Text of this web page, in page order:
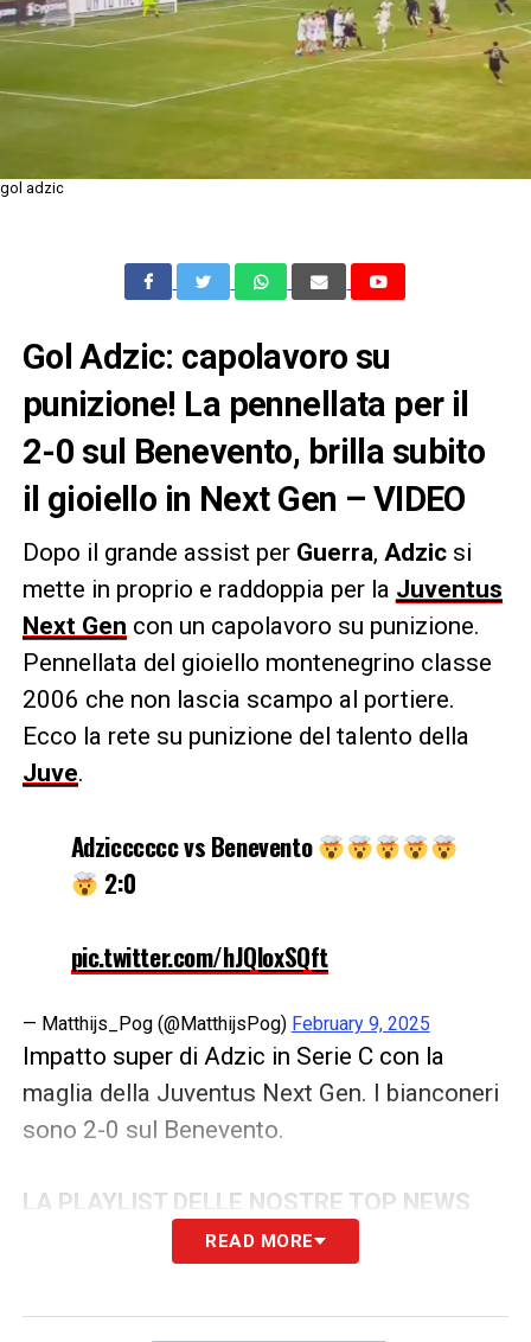
gol adzic
Gol Adzic: capolavoro su
punizione! La pennellata per il
2-0 sul Benevento, brilla subito
il gioiello in Next Gen – VIDEO
Dopo il grande assist per Guerra, Adzic si
mette in proprio e raddoppia per la Juventus
Next Gen con un capolavoro su punizione.
Pennellata del gioiello montenegrino classe
2006 che non lascia scampo al portiere.
Ecco la rete su punizione del talento della
Juve.
Adzicccccc vs Benevento
2:0
pic.twitter.com/hJQloxSQft
— Matthijs_Pog (@MatthijsPog) February 9, 2025
Impatto super di Adzic in Serie C con la
maglia della Juventus Next Gen. I bianconeri
sono 2-0 sul Benevento.
LA PLAYLIST DELLE NOSTRE TOP NEWS
READ MORE